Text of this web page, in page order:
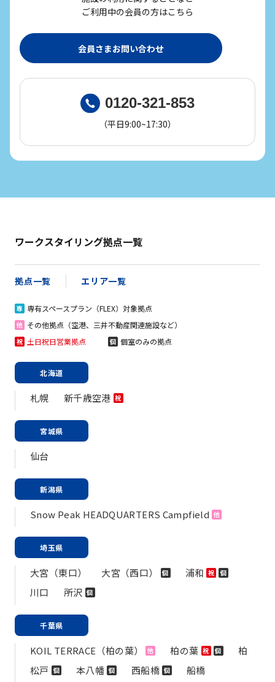
ご利用中の会員の方はこちら
会員さまお問い合わせ
0120-321-853
（平日9:00~17:30）
ワークスタイリング拠点一覧
拠点一覧 エリア一覧
専 専有スペースプラン（FLEX）対象拠点
他 その他拠点（空港、三井不動産関連施設など）
祝 土日祝日営業拠点 個 個室のみの拠点
北海道
札幌 新千歳空港 祝
宮城県
仙台
新潟県
Snow Peak HEADQUARTERS Campfield 他
埼玉県
大宮（東口） 大宮（西口） 個 浦和 祝 個
川口 所沢 個
千葉県
KOIL TERRACE（柏の葉） 他 柏の葉 祝 個
柏
松戸 個 本八幡 個 西船橋 個
船橋